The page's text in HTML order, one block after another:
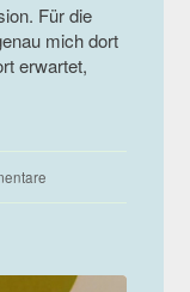
Für die
mich dort
erwartet,